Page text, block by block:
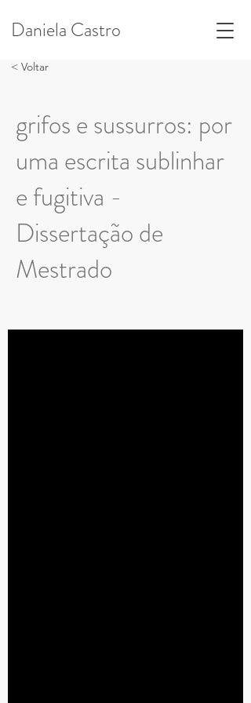
Daniela Castro
< Voltar
grifos e sussurros: por
uma escrita sublinhar
e fugitiva -
Dissertação de
Mestrado